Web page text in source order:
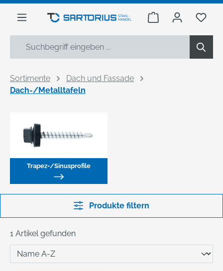
springen
Warenkorb Du
Sortimente
Dach und Fassade
Dach-/Metalltafeln
Trapez-/Sinusprofile
Produkte filtern
1 Artikel gefunden